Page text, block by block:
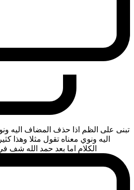
تبنى على الظم اذا حذف المضاف اليه
اليه ونوي معناه تقول مثلا وهذا
الكلام اما بعد حمد الله شف